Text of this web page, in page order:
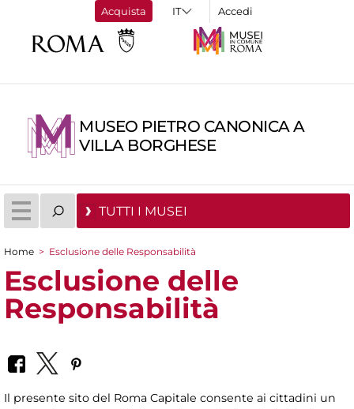
Acquista Accedi
MUSEO PIETRO CANONICA A
VILLA BORGHESE
TUTTI I MUSEI
Tu sei qui
Home > Esclusione delle Responsabilità
Esclusione delle
Responsabilità
Il presente sito del Roma Capitale consente ai cittadini un